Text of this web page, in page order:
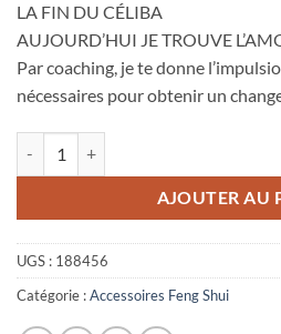
LA FIN DU CÉLIBA
AUJOURD’HUI JE TROUVE
Par coaching, je te donne
nécessaires pour obtenir un
AJOUTER AU
UGS : 188456
Catégorie :Accessoires Feng Shui